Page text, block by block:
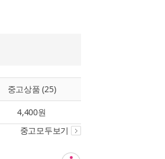
중고상품 (25)
4,400원
중고모두보기